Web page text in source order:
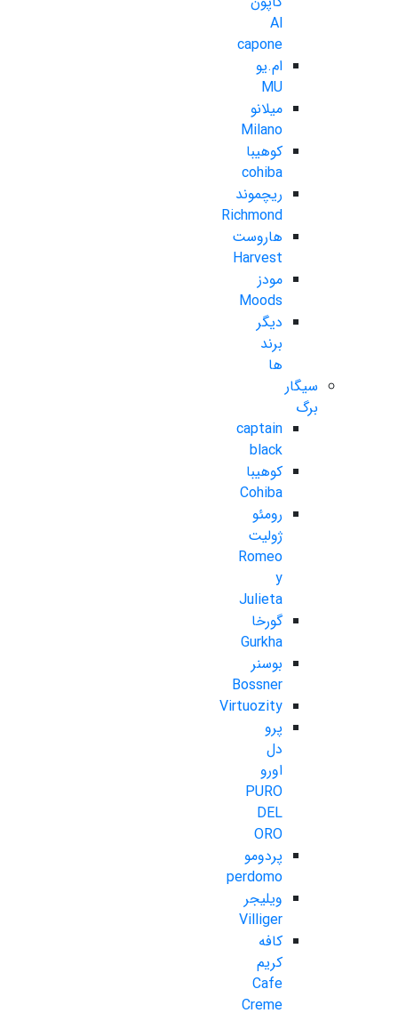
Al
capone
ام.یو
MU
میلانو
Milano
کوهیبا
cohiba
ریچموند
Richmond
هاروست
Harvest
مودز
Moods
دیگر
برند
ها
سیگار
برگ
captain
black
کوهیبا
Cohiba
رومئو
ژولیت
Romeo
y
Julieta
گورخا
Gurkha
بوسنر
Bossner
Virtuozity
پرو
دل
اورو
PURO
DEL
ORO
پردومو
perdomo
ویلیجر
Villiger
کافه
کریم
Cafe
Creme